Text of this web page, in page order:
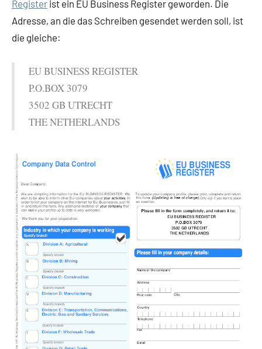
Register ist ein EU Business Register geworden. Die
Adresse, an die das Schreiben gesendet werden soll, ist
die gleiche:
EU BUSINESS REGISTER
P.O.BOX 3079
3502 GB UTRECHT
THE NETHERLANDS